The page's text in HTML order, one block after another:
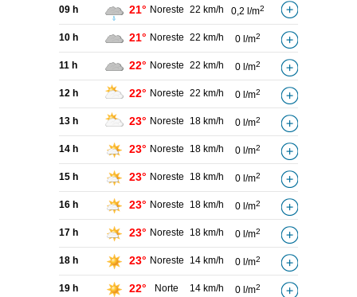
09 h 21° Noreste 22 km/h 0,2 l/m2
10 h 21° Noreste 22 km/h 0 l/m2
11 h 22° Noreste 22 km/h 0 l/m2
12 h 22° Noreste 22 km/h 0 l/m2
13 h 23° Noreste 18 km/h 0 l/m2
14 h 23° Noreste 18 km/h 0 l/m2
15 h 23° Noreste 18 km/h 0 l/m2
16 h 23° Noreste 18 km/h 0 l/m2
17 h 23° Noreste 18 km/h 0 l/m2
18 h 23° Noreste 14 km/h 0 l/m2
19 h 22° Norte 14 km/h 0 l/m2